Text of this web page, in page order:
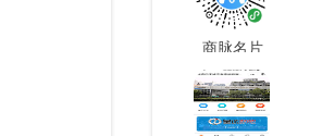
商脉名片